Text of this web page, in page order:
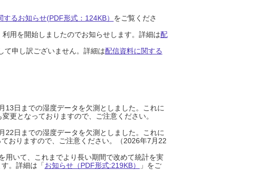
するお知らせ(PDF形式：124KB） をご覧くださ
用を開始しましたのでお知らせします。詳細は配
て申し訳ございません。詳細は配信資料に関する
日までの湿度データを欠測としました。これに
更となっておりますので、ご注意ください。
日までの湿度データを欠測としました。これに
おりますので、ご注意ください。（2026年7月22
用いて、これまでより長い期間で改めて統計を実
。詳細は「お知らせ（PDF形式:219KB）
」をご